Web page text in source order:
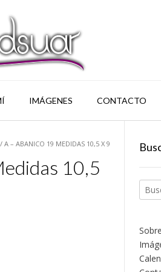
IMÁGENES CONTACTO
/ A – ABANICO 19 MEDIDAS 10,5 X 9
10,5